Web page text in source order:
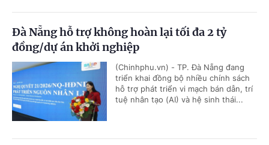
Đà Nẵng hỗ trợ không hoàn lại tối đa 2 tỷ
đồng/dự án khởi nghiệp
(Chinhphu.vn) - TP. Đà Nẵng đang
triển khai đồng bộ nhiều chính sách
hỗ trợ phát triển vi mạch bán dẫn, trí
tuệ nhân tạo (AI) và hệ sinh thái...